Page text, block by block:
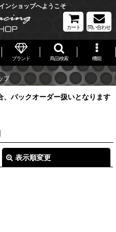
ンショップへようこそ
カート 問い合わせ
ブランド 商品検索 機能
プ
バックオーダー扱いとなります
表示順変更